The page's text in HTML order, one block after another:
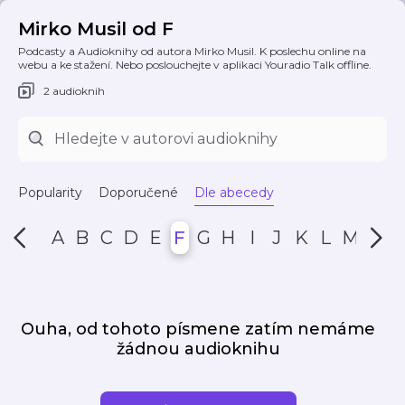
Mirko Musil od F
Podcasty a Audioknihy od autora Mirko Musil. K poslechu online na
webu a ke stažení. Nebo poslouchejte v aplikaci Youradio Talk offline.
2 audioknih
Popularity Doporučené Dle abecedy
A B C D E F G H I J K L M N
Ouha, od tohoto písmene zatím nemáme
žádnou audioknihu